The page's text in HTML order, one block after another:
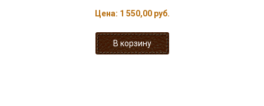
Цена: 1 550,00 руб.